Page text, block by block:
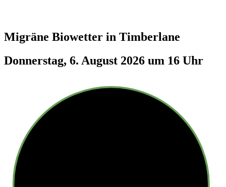
Migräne Biowetter in Timberlane
Donnerstag, 6. August 2026 um 16 Uhr